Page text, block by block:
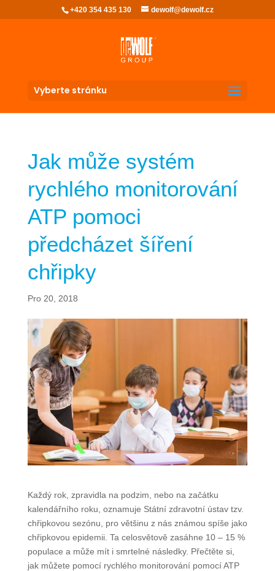
+420 354 435 130 dewolf@dewolf.cz
Vyberte stránku
Jak může systém
rychlého monitorování
ATP pomoci
předcházet šíření
chřipky
Pro 20, 2018
Každý rok, zpravidla na podzim, nebo na začátku
kalendářního roku, oznamuje Státní zdravotní ústav tzv.
chřipkovou sezónu, pro většinu z nás známou spíše jako
chřipkovou epidemii. Ta celosvětově zasáhne 10 – 15 %
populace a může mít i smrtelné následky. Přečtěte si,
jak můžete pomocí rychlého monitorování pomocí ATP